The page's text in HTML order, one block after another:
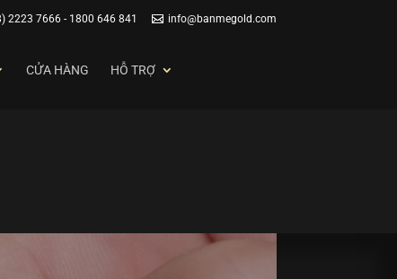
2223 7666 - 1800 646 841 info@banmegold.com
CỬA HÀNG HỖ TRỢ